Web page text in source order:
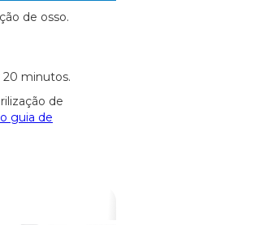
de osso.
20 minutos.
de
guia de